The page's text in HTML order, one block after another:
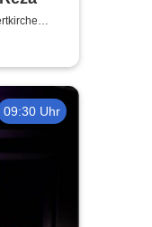
09:30 Uhr